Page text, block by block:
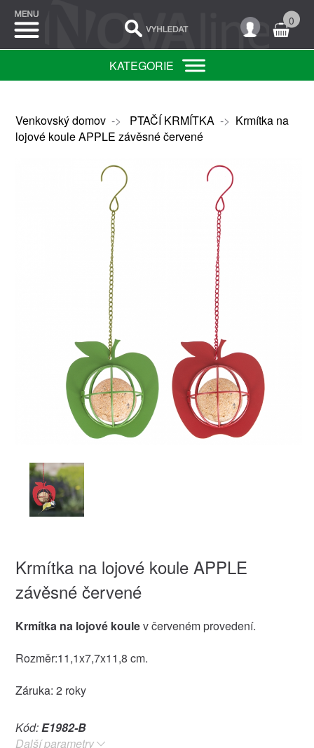
0
KATEGORIE
Venkovský domov-> PTAČÍ KRMÍTKA-> Krmítka na
lojové koule APPLE závěsné červené
Krmítka na lojové koule APPLE
závěsné červené
Krmítka na lojové koulev červeném provedení.
Rozměr:11,1x7,7x11,8 cm.
Záruka: 2 roky
Kód:E1982-B
Další parametry